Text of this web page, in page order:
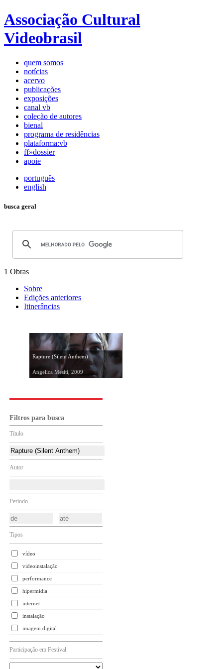
Associação Cultural
Videobrasil
quem somos
notícias
acervo
publicações
exposições
canal vb
coleção de autores
bienal
programa de residências
plataforma:vb
ff»dossier
apoie
português
english
busca geral
1 Obras
Sobre
Edições anteriores
Itinerâncias
Rapture (Silent Anthem)
Angelica Mesiti, 2009
Filtros para busca
Título
Autor
Período
Tipos
vídeo
videoinstalação
performance
hipermídia
internet
instalação
imagem digital
Participação em Festival